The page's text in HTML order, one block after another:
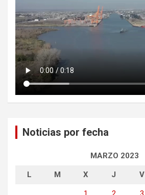
Noticias por fecha
MARZO 2023
L M X J V